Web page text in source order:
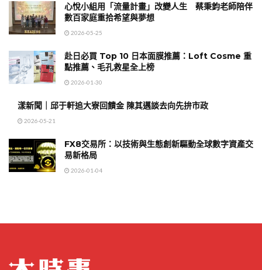
心悅小組用「流量計畫」改變人生 蔡秉鈞老師陪伴
數百家庭重拾希望與夢想
2026-05-25
赴日必買 Top 10 日本面膜推薦：Loft Cosme 重
點推薦、毛孔救星全上榜
2026-01-30
漾新聞｜邱于軒追大寮回饋金 陳其邁談去向先拚市政
2026-05-21
FX8交易所：以技術與生態創新驅動全球數字資產交
易新格局
2026-01-04